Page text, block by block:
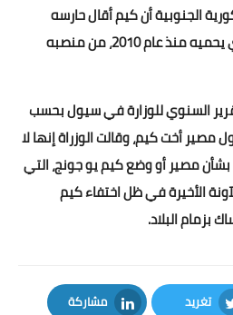
ثقافة
حوادث
الجنوبية أن كيم أقال حارسه
الشخصي، يون جونغ رين، الذي يحميه منذ عام 2010، من منصبه
السنوي للوزارة في سيول بحسب
أخت كيم، وقالت الوزراة إنها لا
مصير أو وضع كيم يو جونج، التي
الأخيرة في ظل اختفاء كيم
بزمام البلاد.
تغريد مشاركة